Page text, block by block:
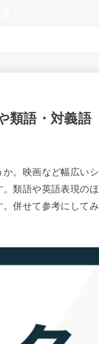
類語・対義語
か。映画など幅広いシ
類語や英語表現のほ
併せて参考にしてみ